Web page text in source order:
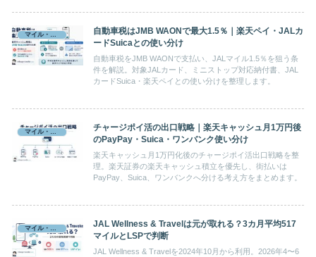
マイル・ポイント
自動車税はJMB WAONで最大1.5％｜楽天ペイ・JALカ
ードSuicaとの使い分け
自動車税をJMB WAONで支払い、JALマイル1.5％を狙う条
件を解説。対象JALカード、ミニストップ対応納付書、JAL
カードSuica・楽天ペイとの使い分けを整理します。
チャージポイ活の出口戦略｜楽天キャッシュ月1万円後
のPayPay・Suica・ワンバンク使い分け
楽天キャッシュ月1万円化後のチャージポイ活出口戦略を整
理。楽天証券の楽天キャッシュ積立を優先し、街払いは
PayPay、Suica、ワンバンクへ分ける考え方をまとめます。
JAL Wellness & Travelは元が取れる？3カ月平均517
マイルとLSPで判断
JAL Wellness & Travelを2024年10月から利用。2026年4〜6